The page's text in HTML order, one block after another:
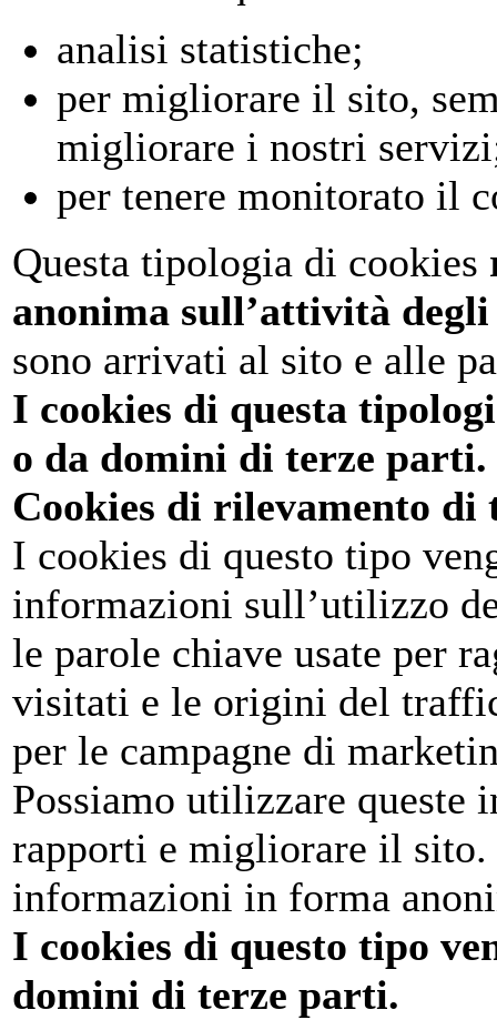
analisi statistiche;
per migliorare il sito,
migliorare i nostri
per tenere monitorato il
Questa tipologia di cookies
anonima sull’attività
sono arrivati al sito e alle
I cookies di questa
o da domini di terze parti.
Cookies di rilevamento di
I cookies di questo tipo
informazioni sull’utilizzo
le parole chiave usate per
visitati e le origini del
per le campagne di
Possiamo utilizzare queste
rapporti e migliorare il sito.
informazioni in forma
I cookies di questo tipo
domini di terze parti.